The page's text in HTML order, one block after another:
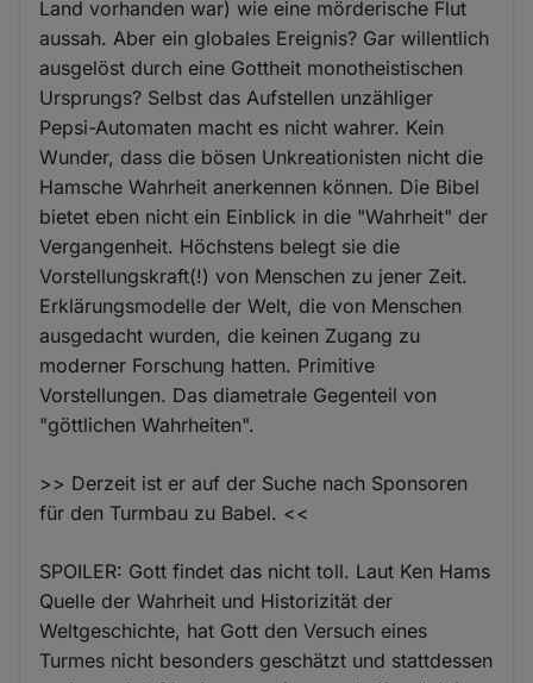
Land vorhanden war) wie eine mörderische Flut
aussah. Aber ein globales Ereignis? Gar willentlich
ausgelöst durch eine Gottheit monotheistischen
Ursprungs? Selbst das Aufstellen unzähliger
Pepsi-Automaten macht es nicht wahrer. Kein
Wunder, dass die bösen Unkreationisten nicht die
Hamsche Wahrheit anerkennen können. Die Bibel
bietet eben nicht ein Einblick in die "Wahrheit" der
Vergangenheit. Höchstens belegt sie die
Vorstellungskraft(!) von Menschen zu jener Zeit.
Erklärungsmodelle der Welt, die von Menschen
ausgedacht wurden, die keinen Zugang zu
moderner Forschung hatten. Primitive
Vorstellungen. Das diametrale Gegenteil von
"göttlichen Wahrheiten".
>> Derzeit ist er auf der Suche nach Sponsoren
für den Turmbau zu Babel. <<
SPOILER: Gott findet das nicht toll. Laut Ken Hams
Quelle der Wahrheit und Historizität der
Weltgeschichte, hat Gott den Versuch eines
Turmes nicht besonders geschätzt und stattdessen